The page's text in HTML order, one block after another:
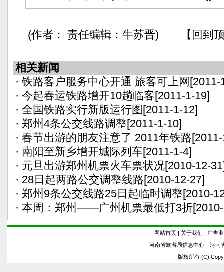
(作者： 责任编辑：牛苏晋) 【回到顶
相关新闻
· 铁路客户服务中心开通 旅客可上网 [2011-
· 今起春运铁路增开10趟临客[2011-1-19]
· 全国铁路实行新版运行图[2011-1-12]
· 郑州4条公交线路调整[2011-1-10]
· 春节出游的朋友注意了 2011年铁路
· 南阳至新乡增开城际列车[2011-1-4]
· 元旦出游郑州机票火车票状况[2010-12-
· 28日起两路公交调整线路[2010-12-27]
· 郑州9条公交线路25日起临时调整[2010-
· 本周：郑州——广州机票最低打3折
网站首页 | 关于我们 | 广告
河南省旅游局信息中心 河
版权所有 (C)